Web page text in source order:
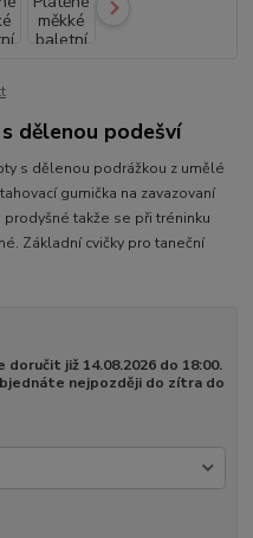
dělenou podešví
s dělenou podrážkou z umělé
gumička na zavazovaní
takže se při tréninku
Základní cvičky pro taneční
doručit již 14.08.2026 do 18:00.
nejpozději do zítra do